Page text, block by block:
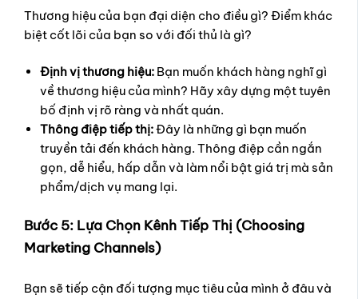
Thương hiệu của bạn đại diện cho điều gì? Điểm khác
biệt cốt lõi của bạn so với đối thủ là gì?
Định vị thương hiệu: Bạn muốn khách hàng nghĩ gì
về thương hiệu của mình? Hãy xây dựng một tuyên
bố định vị rõ ràng và nhất quán.
Thông điệp tiếp thị:Đây là những gì bạn muốn
truyền tải đến khách hàng. Thông điệp cần ngắn
gọn, dễ hiểu, hấp dẫn và làm nổi bật giá trị mà sản
phẩm/dịch vụ mang lại.
Bước 5: Lựa Chọn Kênh Tiếp Thị (Choosing
Marketing Channels)
Bạn sẽ tiếp cận đối tượng mục tiêu của mình ở đâu và